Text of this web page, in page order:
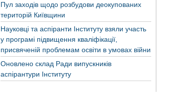
Пул заходів щодо розбудови деокупованих
територій Київщини
Науковці та аспіранти Інституту взяли участь
у програмі підвищення кваліфікації,
присвяченій проблемам освіти в умовах війни
Оновлено склад Ради випускників
аспірантури Інституту